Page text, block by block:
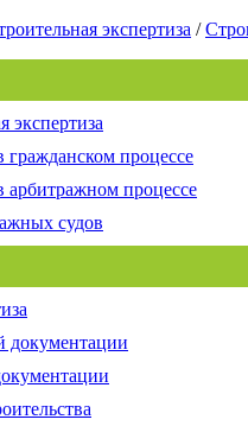
экспертиза /
экспертиза
гражданском процессе
арбитражном процессе
судов
документации